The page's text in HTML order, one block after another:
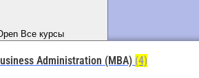
Все курсы
Administration (MBA) (4)